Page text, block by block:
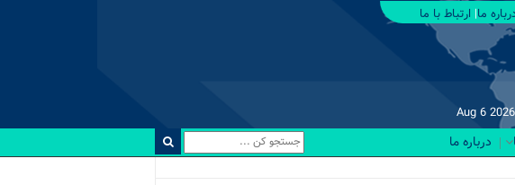
ما ارتباط با ما
Aug 6 2026
درباره ما